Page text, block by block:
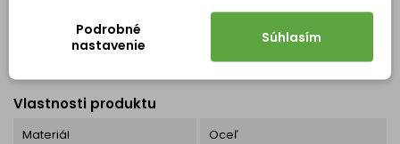
Vlastnosti produktu
Materiál Oceľ
Podrobné
nastavenie
Súhlasím